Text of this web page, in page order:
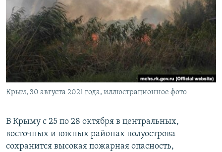
ПОБЕДИТЕЛЕЙ НЕ СУДЯТ?
КРЫМ.НЕПОКОРЕННЫЙ
ELIFBE
УКРАИНСКАЯ ПРОБЛЕМА КРЫМА
ПРИСОЕДИНЯЙТЕСЬ!
Все сайты RFE/RL
Крым, 30 августа 2021 года, иллюстрационное фото
В Крыму с 25 по 28 октября в центральных,
восточных и южных районах полуострова
сохранится высокая пожарная опасность,